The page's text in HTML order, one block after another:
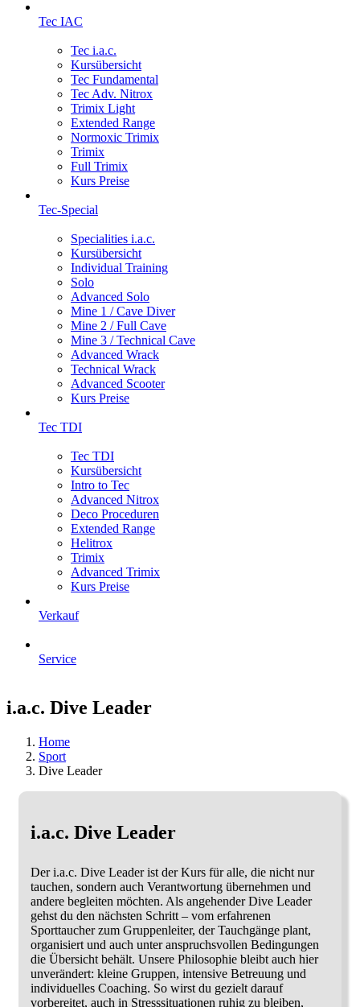
Tec IAC
Tec i.a.c.
Kursübersicht
Tec Fundamental
Tec Adv. Nitrox
Trimix Light
Extended Range
Normoxic Trimix
Trimix
Full Trimix
Kurs Preise
Tec-Special
Specialities i.a.c.
Kursübersicht
Individual Training
Solo
Advanced Solo
Mine 1 / Cave Diver
Mine 2 / Full Cave
Mine 3 / Technical Cave
Advanced Wrack
Technical Wrack
Advanced Scooter
Kurs Preise
Tec TDI
Tec TDI
Kursübersicht
Intro to Tec
Advanced Nitrox
Deco Proceduren
Extended Range
Helitrox
Trimix
Advanced Trimix
Kurs Preise
Verkauf
Service
i.a.c. Dive Leader
Home
Sport
Dive Leader
i.a.c. Dive Leader
Der i.a.c. Dive Leader ist der Kurs für alle, die nicht nur
tauchen, sondern auch Verantwortung übernehmen und
andere begleiten möchten. Als angehender Dive Leader
gehst du den nächsten Schritt – vom erfahrenen
Sporttaucher zum Gruppenleiter, der Tauchgänge plant,
organisiert und auch unter anspruchsvollen Bedingungen
die Übersicht behält. Unsere Philosophie bleibt auch hier
unverändert: kleine Gruppen, intensive Betreuung und
individuelles Coaching. So wirst du gezielt darauf
vorbereitet, auch in Stresssituationen ruhig zu bleiben,